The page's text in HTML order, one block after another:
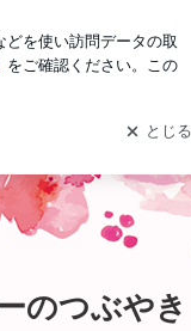
ログイン
のつぶやき